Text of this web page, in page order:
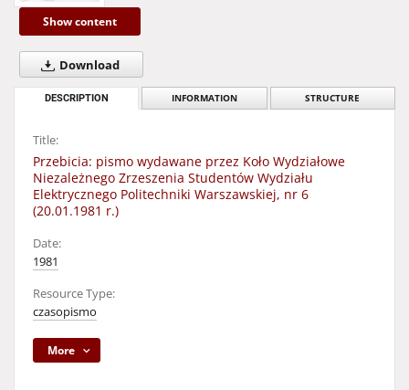
Show content
Download
DESCRIPTION INFORMATION STRUCTURE
Title:
Przebicia: pismo wydawane przez Koło Wydziałowe
Niezależnego Zrzeszenia Studentów Wydziału
Elektrycznego Politechniki Warszawskiej, nr 6
(20.01.1981 r.)
Date:
1981
Resource Type:
czasopismo
More